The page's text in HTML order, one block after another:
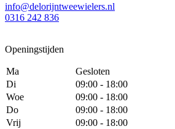
info@delorijntweewielers.nl
0316 242 836
Openingstijden
Ma
Gesloten
Di
09:00 - 18:00
Woe
09:00 - 18:00
Do
09:00 - 18:00
Vrij
09:00 - 18:00